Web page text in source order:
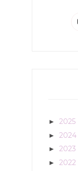
► 2025
► 2024
► 2023
► 2022